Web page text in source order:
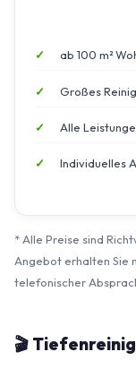
ab 100 m²
Großes
Alle
Individuelles
* Alle Preise sind
Angebot erhalten Sie
telefonischer
🎬